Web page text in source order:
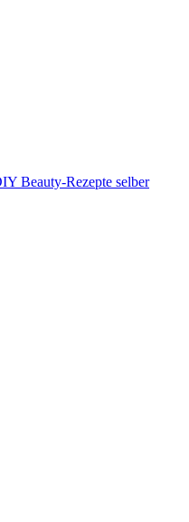
schön:
Beautyblog